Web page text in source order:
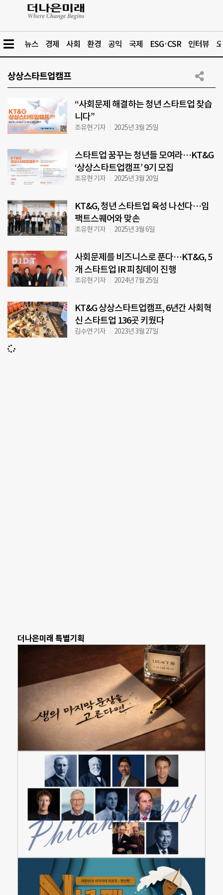
뉴스 경제 사회 환경 공익 국제 ESG·CSR 인터뷰
상상스타트업캠프
“사회문제 해결하는 청년 스타트업 찾습
니다”
조유현 기자 2025년 3월 25일
스타트업 꿈꾸는 청년들 모여라…KT&G
‘상상스타트업캠프’ 9기 모집
조유현 기자 2025년 3월 20일
KT&G, 청년 스타트업 육성 나선다…임
팩트스퀘어와 맞손
조유현 기자 2025년 3월 6일
사회문제를 비즈니스로 푼다…KT&G, 5
개 스타트업 IR 피칭데이 진행
조유현 기자 2024년 7월 25일
KT&G 상상스타트업캠프, 6년간 사회혁
신 스타트업 136곳 키웠다
김수연 기자 2023년 3월 27일
더나은미래 특별기획